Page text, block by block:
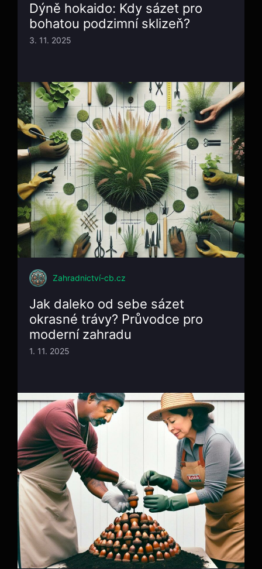
Dýně hokaido: Kdy sázet pro
bohatou podzimní sklizeň?
3. 11. 2025
Zahradnictví-cb.cz
Jak daleko od sebe sázet
okrasné trávy? Průvodce pro
moderní zahradu
1. 11. 2025